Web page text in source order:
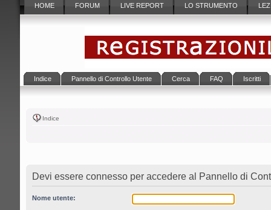
HOME FORUM LIVE REPORT LO STRUMENTO
Indice Pannello di Controllo Utente Cerca FAQ Iscritti
Indice
Devi essere connesso per accedere al Pannello di
Nome utente: